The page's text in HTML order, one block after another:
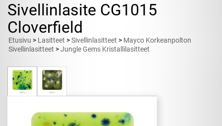
Sivellinlasite CG1015
Cloverfield
Etusivu > Lasitteet >Sivellinlasitteet > Mayco Korkeanpolton
Sivellinlasitteet >Jungle Gems Kristallilasitteet